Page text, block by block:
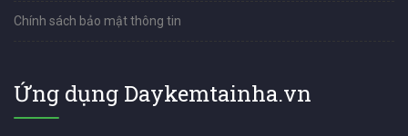
Chính sách bảo mật thông tin
Ứng dụng Daykemtainha.vn